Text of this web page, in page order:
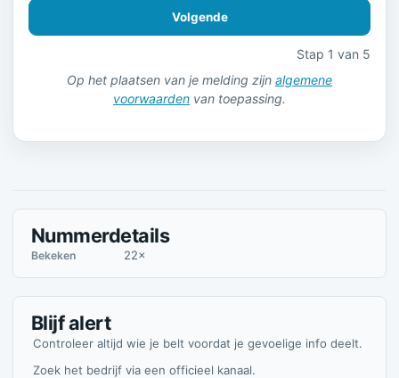
Volgende
Stap 1 van 5
Op het plaatsen van je melding zijn algemene
voorwaarden van toepassing.
Nummerdetails
Bekeken 22×
Blijf alert
Controleer altijd wie je belt voordat je gevoelige info deelt.
Zoek het bedrijf via een officieel kanaal.